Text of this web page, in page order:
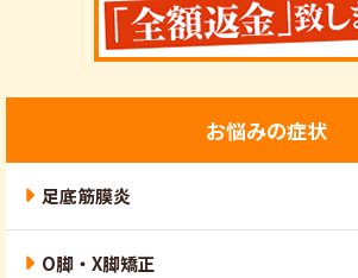
お悩みの症状
足底筋膜炎
O脚・X脚矯正